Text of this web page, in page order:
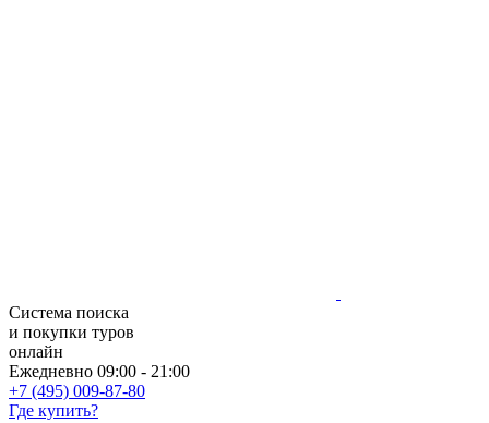
Система поиска
и покупки туров
онлайн
Ежедневно 09:00 - 21:00
+7 (495) 009-87-80
Где купить?